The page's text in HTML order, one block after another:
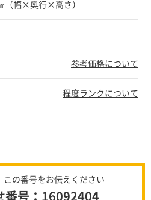
（幅×奥行×高さ）
参考価格について
程度ランクについて
この番号をお伝えください
番号：16092404